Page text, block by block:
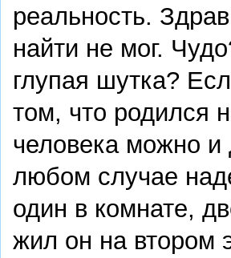
реальность.
найти не мог.
глупая шутка?
том, что родился
человека можно
любом случае
один в комнате,
жил он на втором